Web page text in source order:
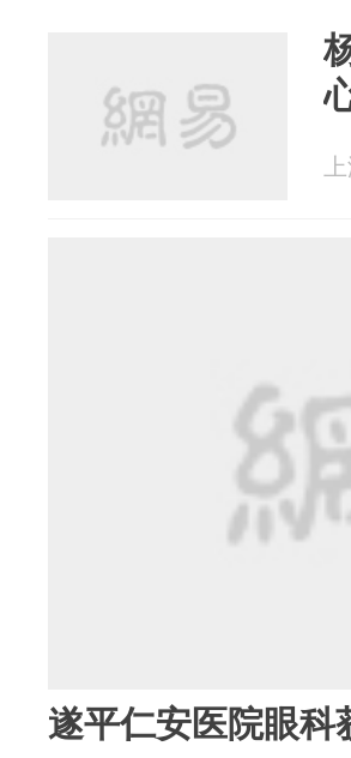
遂平仁安医院眼科